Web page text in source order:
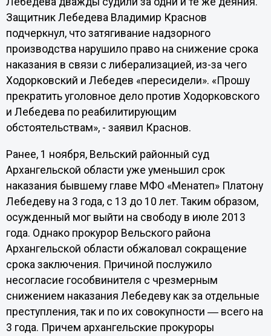
Защитник Лебедева Владимир Краснов
подчеркнул, что затягивание надзорного
производства нарушило право на снижение срока
наказания в связи с либерализацией, из-за чего
Ходорковский и Лебедев «пересидели». «Прошу
прекратить уголовное дело против Ходорковского
и Лебедева по реабилитирующим
обстоятельствам», - заявил Краснов.
Ранее, 1 ноября, Вельский районный суд
Архангельской области уже уменьшил срок
наказания бывшему главе МФО «Менатеп» Платону
Лебедеву на 3 года, с 13 до 10 лет. Таким образом,
осужденный мог выйти на свободу в июле 2013
года. Однако прокурор Вельского района
Архангельской области обжаловал сокращение
срока заключения. Причиной послужило
несогласие гособвинителя с чрезмерным
снижением наказания Лебедеву как за отдельные
преступления, так и по их совокупности ― всего на
3 года. Причем архангельские прокуроры